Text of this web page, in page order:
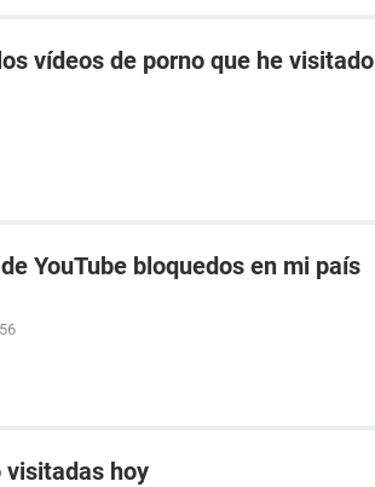
vídeos de porno que he visitado
YouTube bloquedos en mi país
visitadas hoy